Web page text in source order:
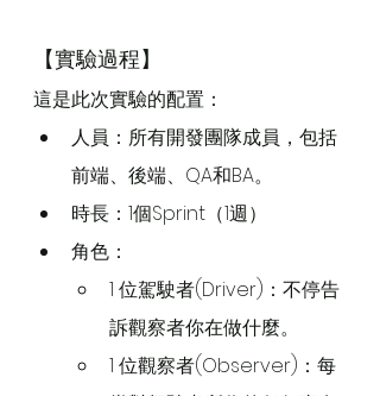
【實驗過程】
這是此次實驗的配置：
人員：所有開發團隊成員，包括
前端、後端、QA和BA。
時長：1個Sprint（1週）
角色：
1 位駕駛者(Driver)：不停告
訴觀察者你在做什麼。
1 位觀察者(Observer)：每